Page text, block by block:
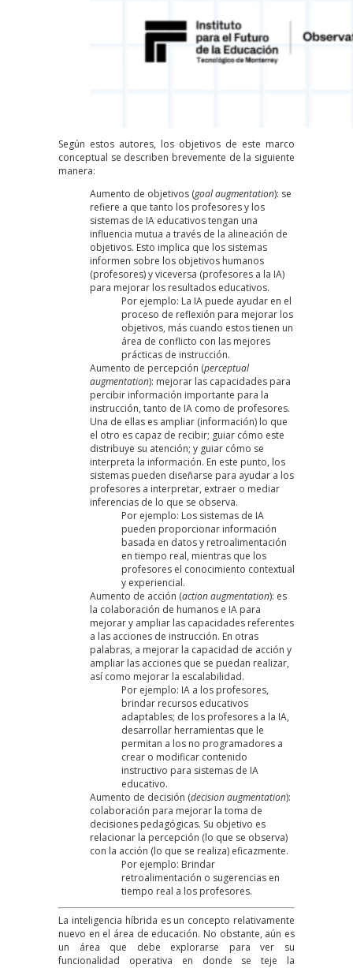
Según estos autores, los objetivos de este marco
conceptual se describen brevemente de la siguiente
manera:
Aumento de objetivos (goal augmentation): se
refiere a que tanto los profesores y los
sistemas de IA educativos tengan una
influencia mutua a través de la alineación de
objetivos. Esto implica que los sistemas
informen sobre los objetivos humanos
(profesores) y viceversa (profesores a la IA)
para mejorar los resultados educativos.
Por ejemplo: La IA puede ayudar en el
proceso de reflexión para mejorar los
objetivos, más cuando estos tienen un
área de conflicto con las mejores
prácticas de instrucción.
Aumento de percepción (perceptual
augmentation): mejorar las capacidades para
percibir información importante para la
instrucción, tanto de IA como de profesores.
Una de ellas es ampliar (información) lo que
el otro es capaz de recibir; guiar cómo este
distribuye su atención; y guiar cómo se
interpreta la información. En este punto, los
sistemas pueden diseñarse para ayudar a los
profesores a interpretar, extraer o mediar
inferencias de lo que se observa.
Por ejemplo: Los sistemas de IA
pueden proporcionar información
basada en datos y retroalimentación
en tiempo real, mientras que los
profesores el conocimiento contextual
y experiencial.
Aumento de acción (action augmentation): es
la colaboración de humanos e IA para
mejorar y ampliar las capacidades referentes
a las acciones de instrucción. En otras
palabras, a mejorar la capacidad de acción y
ampliar las acciones que se puedan realizar,
así como mejorar la escalabilidad.
Por ejemplo: IA a los profesores,
brindar recursos educativos
adaptables; de los profesores a la IA,
desarrollar herramientas que le
permitan a los no programadores a
crear o modificar contenido
instructivo para sistemas de IA
educativo.
Aumento de decisión (decision augmentation):
colaboración para mejorar la toma de
decisiones pedagógicas. Su objetivo es
relacionar la percepción (lo que se observa)
con la acción (lo que se realiza) eficazmente.
Por ejemplo: Brindar
retroalimentación o sugerencias en
tiempo real a los profesores.
La inteligencia híbrida es un concepto relativamente
nuevo en el área de educación. No obstante, aún es
un área que debe explorarse para ver su
funcionalidad operativa en donde se teje la